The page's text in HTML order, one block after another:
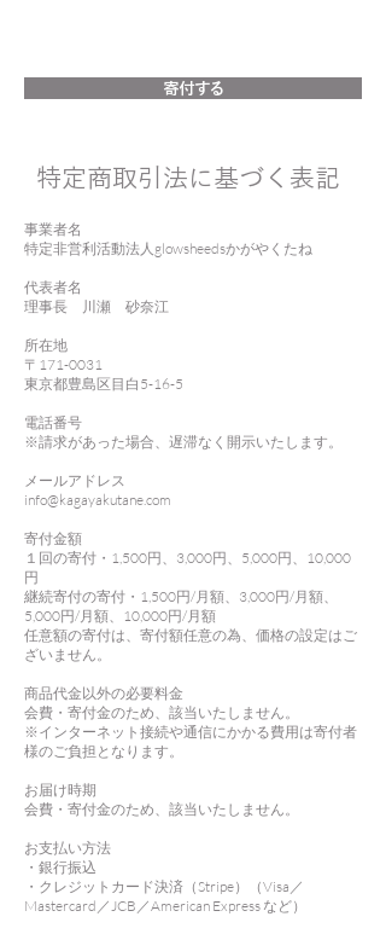
寄付する
​特定商取引法に基づく表記
事業者名
特定非営利活動法人glowsheedsかがやくたね
代表者名
理事長 川瀬 砂奈江
所在地
〒171-0031
東京都豊島区目白5-16-5
電話番号
※請求があった場合、遅滞なく開示いたします。
メールアドレス
info@kagayakutane.com
寄付金額
１回の寄付・1,500円、3,000円、5,000円、10,000
円
継続寄付の寄付・1,500円/月額、3,000円/月額、
5,000円/月額、10,000円/月額
任意額の寄付は、寄付額任意の為、価格の設定はご
ざいません。
商品代金以外の必要料金
会費・寄付金のため、該当いたしません。
※インターネット接続や通信にかかる費用は寄付者
様のご負担となります。
お届け時期
会費・寄付金のため、該当いたしません。
お支払い方法
・銀行振込
・クレジットカード決済（Stripe）（Visa／
Mastercard／JCB／American Express など）